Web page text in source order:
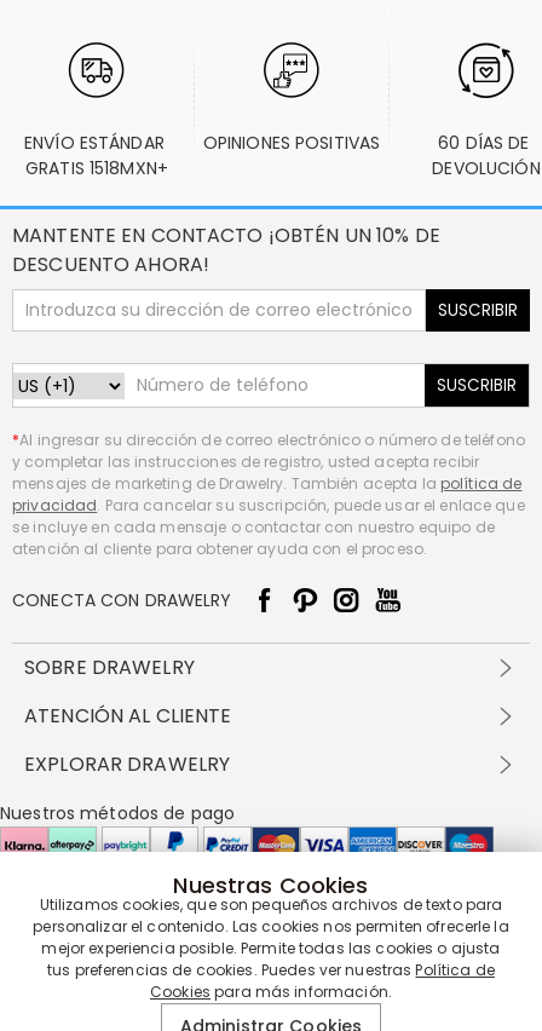
ENVÍO ESTÁNDAR
GRATIS 1518MXN+
OPINIONES POSITIVAS
60 DÍAS DE
DEVOLUCIÓN
MANTENTE EN CONTACTO ¡OBTÉN UN 10% DE
DESCUENTO AHORA!
SUSCRIBIR
SUSCRIBIR
*Al ingresar su dirección de correo electrónico o número de teléfono
y completar las instrucciones de registro, usted acepta recibir
mensajes de marketing de Drawelry. También acepta la política de
privacidad. Para cancelar su suscripción, puede usar el enlace que
se incluye en cada mensaje o contactar con nuestro equipo de
atención al cliente para obtener ayuda con el proceso.
CONECTA CON DRAWELRY
SOBRE DRAWELRY
Sobre nosotros
política de privacidad
Preguntas frecuentes
Política de cookies
ATENCIÓN AL CLIENTE
Envío y entrega
Devolución en 60 días
Cómo cuidar
EXPLORAR DRAWELRY
Drawelry Prime
Programa de Recompensas
Nuestros métodos de pago
Nuestros socios de entrega
Nuestra garantía de servicio
Nuestras Cookies
Utilizamos cookies, que son pequeños archivos de texto para
personalizar el contenido. Las cookies nos permiten ofrecerle la
mejor experiencia posible. Permite todas las cookies o ajusta
tus preferencias de cookies. Puedes ver nuestrasPolítica de
Cookies para más información.
Administrar Cookies